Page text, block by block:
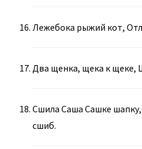
Лежебока рыжий кот,
Два щенка, щека к щеке,
Сшила Саша Сашке
сшиб.